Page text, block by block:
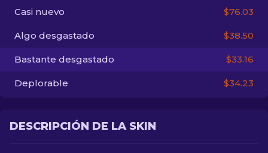
Casi nuevo $76.03
Algo desgastado $38.50
Bastante desgastado $33.16
Deplorable $34.23
DESCRIPCIÓN DE LA SKIN